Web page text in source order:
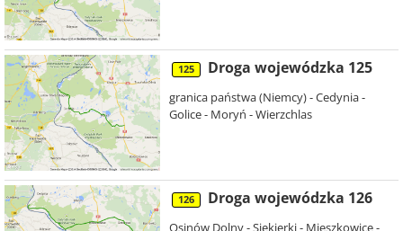
125 Droga wojewódzka 125
granica państwa (Niemcy) - Cedynia -
Golice - Moryń - Wierzchlas
126 Droga wojewódzka 126
Osinów Dolny - Siekierki - Mieszkowice -